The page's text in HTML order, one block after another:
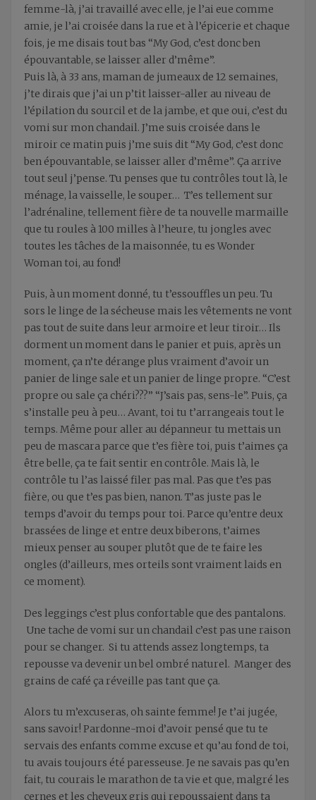
femme-là, j’ai travaillé avec elle, je l’ai eue comme
amie, je l’ai croisée dans la rue et à l’épicerie et chaque
fois, je me disais tout bas “My God, c’est donc ben
épouvantable, se laisser aller d’même”.
Puis là, à 33 ans, maman de jumeaux de 12 semaines,
j’te dirais que j’ai un p’tit laisser-aller au niveau de
l’épilation du sourcil et de la jambe, et que oui, c’est du
vomi sur mon chandail. J’me suis croisée dans le
miroir ce matin puis j’me suis dit “My God, c’est donc
ben épouvantable, se laisser aller d’même”. Ça arrive
tout seul j’pense. Tu penses que tu contrôles tout là, le
ménage, la vaisselle, le souper… T’es tellement sur
l’adrénaline, tellement fière de ta nouvelle marmaille
que tu roules à 100 milles à l’heure, tu jongles avec
toutes les tâches de la maisonnée, tu es Wonder
Woman toi, au fond!
Puis, à un moment donné, tu t’essouffles un peu. Tu
sors le linge de la sécheuse mais les vêtements ne vont
pas tout de suite dans leur armoire et leur tiroir… Ils
dorment un moment dans le panier et puis, après un
moment, ça n’te dérange plus vraiment d’avoir un
panier de linge sale et un panier de linge propre. “C’est
propre ou sale ça chéri???” “J’sais pas, sens-le”. Puis, ça
s’installe peu à peu… Avant, toi tu t’arrangeais tout le
temps. Même pour aller au dépanneur tu mettais un
peu de mascara parce que t’es fière toi, puis t’aimes ça
être belle, ça te fait sentir en contrôle. Mais là, le
contrôle tu l’as laissé filer pas mal. Pas que t’es pas
fière, ou que t’es pas bien, nanon. T’as juste pas le
temps d’avoir du temps pour toi. Parce qu’entre deux
brassées de linge et entre deux biberons, t’aimes
mieux penser au souper plutôt que de te faire les
ongles (d’ailleurs, mes orteils sont vraiment laids en
ce moment).
Des leggings c’est plus confortable que des pantalons.
Une tache de vomi sur un chandail c’est pas une raison
pour se changer. Si tu attends assez longtemps, ta
repousse va devenir un bel ombré naturel. Manger des
grains de café ça réveille pas tant que ça.
Alors tu m’excuseras, oh sainte femme! Je t’ai jugée,
sans savoir! Pardonne-moi d’avoir pensé que tu te
servais des enfants comme excuse et qu’au fond de toi,
tu avais toujours été paresseuse. Je ne savais pas qu’en
fait, tu courais le marathon de ta vie et que, malgré les
cernes et les cheveux gris qui repoussaient dans ta